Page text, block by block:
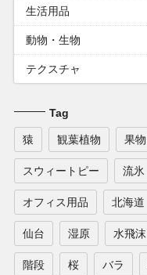
生活用品
動物・生物
テクスチャ
Tag
猿 観葉植物 果物
スウィートピー 流氷
オフィス用品 北海道
仙台 湿原 水飛沫
階段 桜 バラ